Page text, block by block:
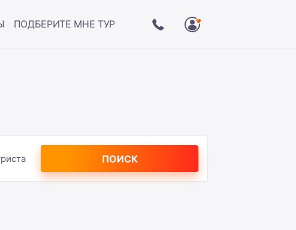
ПОДБЕРИТЕ МНЕ ТУР
ПОИСК